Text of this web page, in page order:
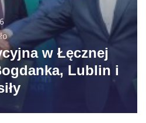
w Łęcznej
Lublin i